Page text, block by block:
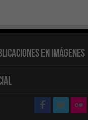
en Imágenes